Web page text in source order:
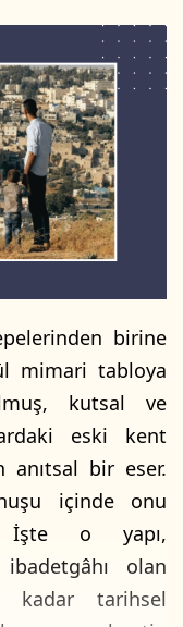
birine
mimari tabloya
kutsal ve
eski kent
anıtsal bir eser.
içinde onu
İşte o yapı,
olan
kadar tarihsel